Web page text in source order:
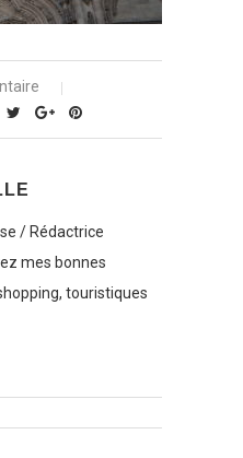
/ Rédactrice
mes bonnes
touristiques